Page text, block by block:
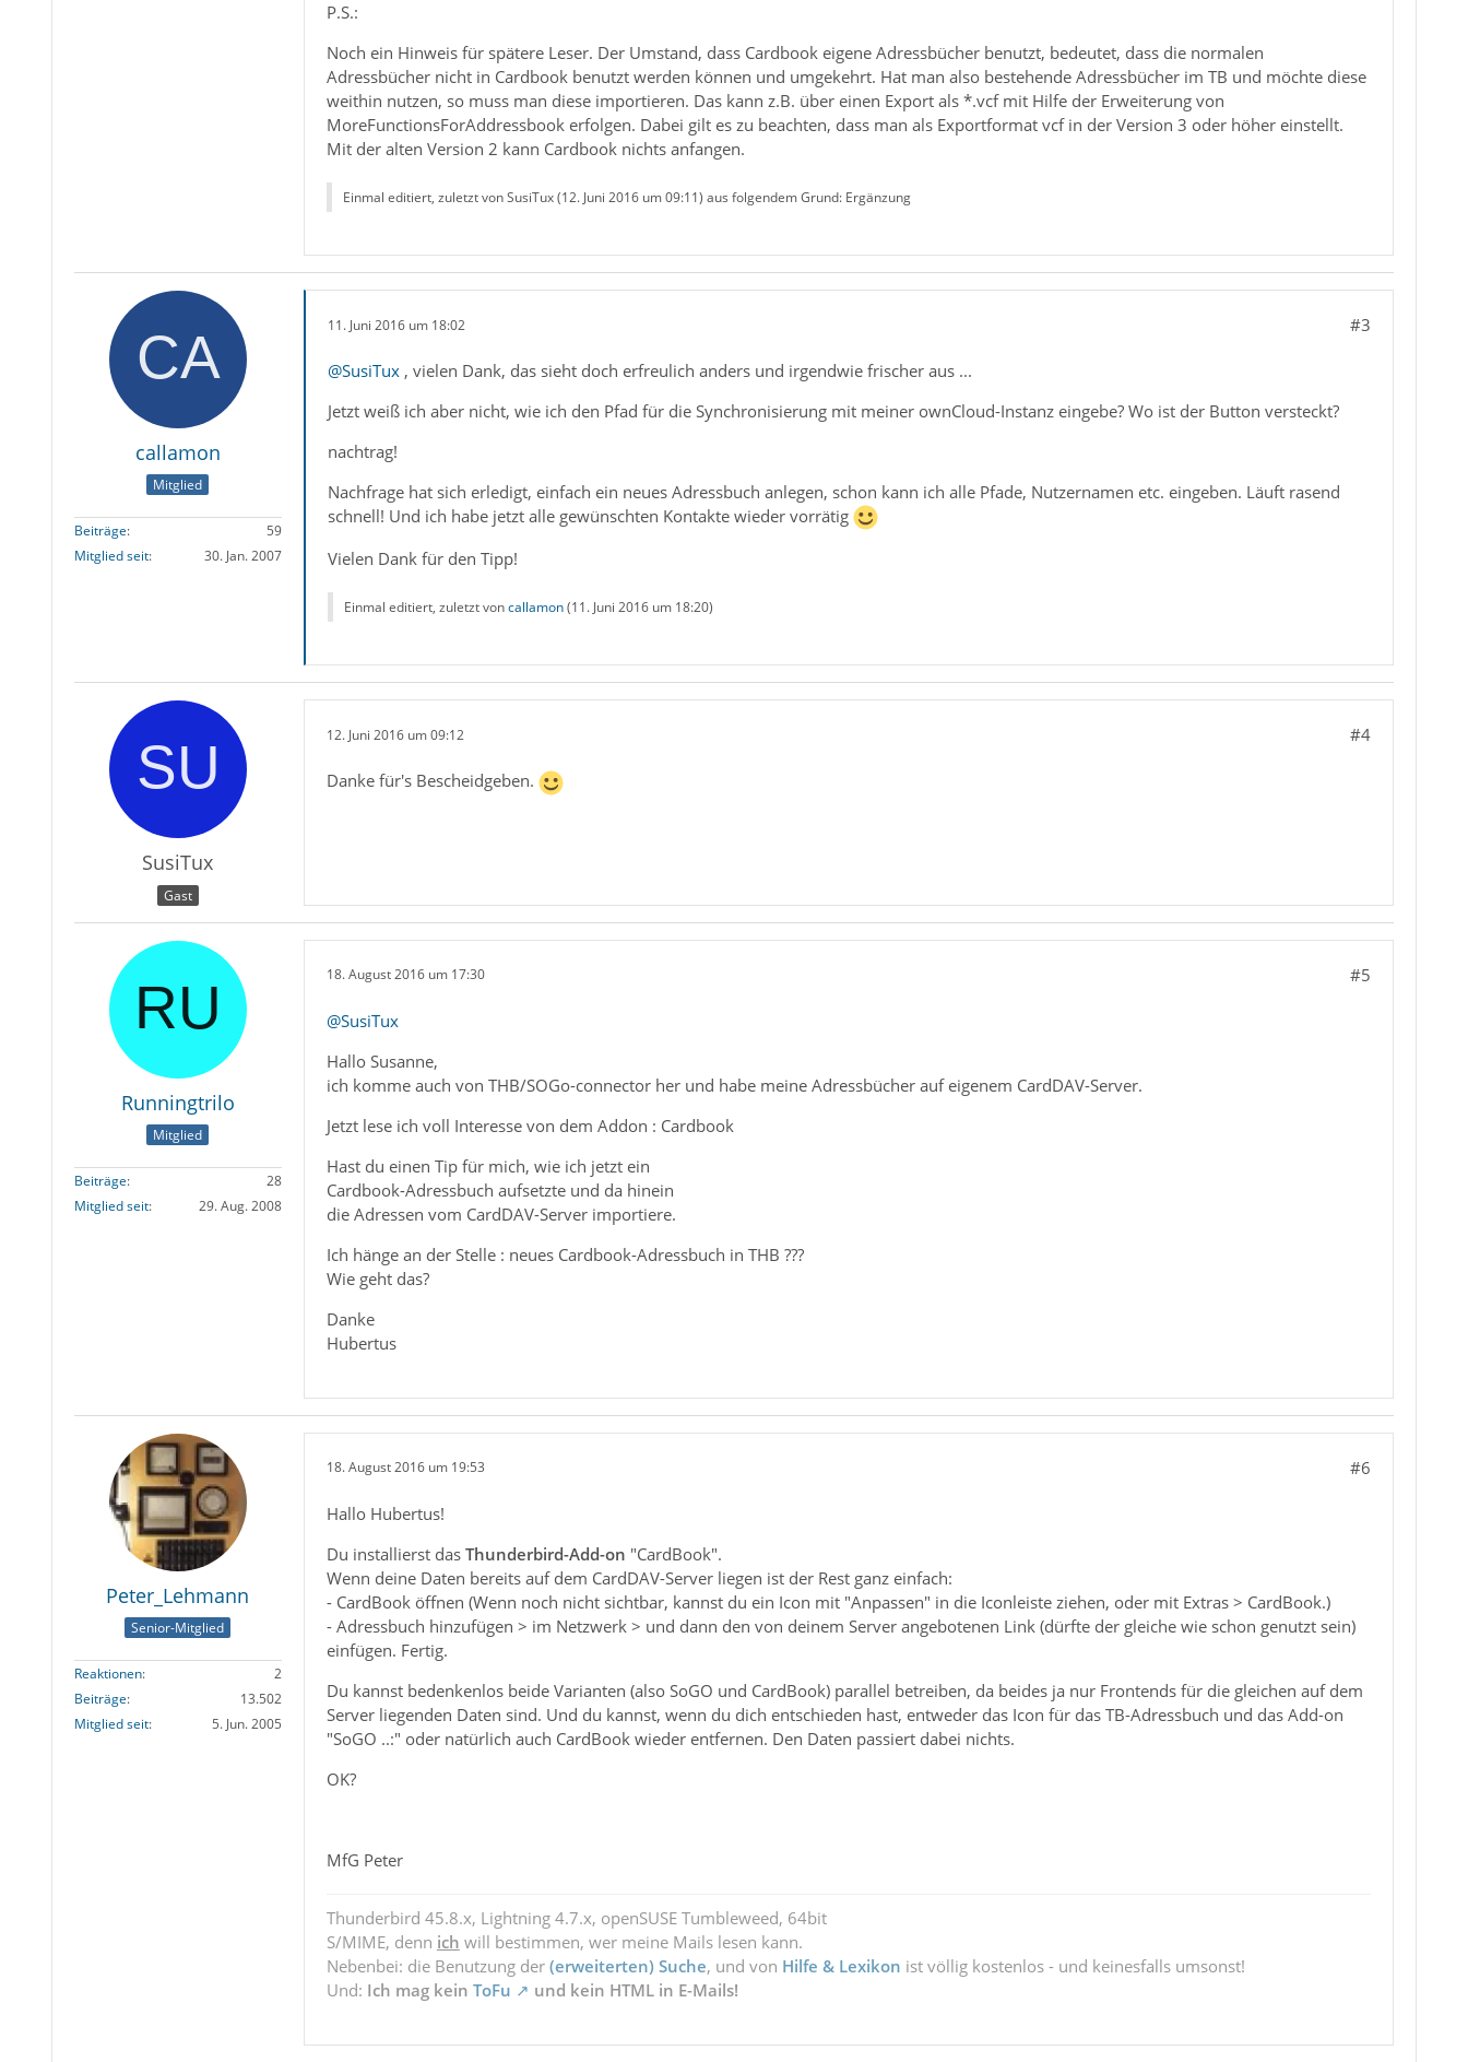
P.S.:
Noch ein Hinweis für spätere Leser. Der Umstand, dass Cardbook eigene Adressbücher benutzt, bedeutet, dass die normalen
Adressbücher nicht in Cardbook benutzt werden können und umgekehrt. Hat man also bestehende Adressbücher im TB und möchte diese
weithin nutzen, so muss man diese importieren. Das kann z.B. über einen Export als *.vcf mit Hilfe der Erweiterung von
MoreFunctionsForAddressbook erfolgen. Dabei gilt es zu beachten, dass man als Exportformat vcf in der Version 3 oder höher einstellt.
Mit der alten Version 2 kann Cardbook nichts anfangen.
Einmal editiert, zuletzt von SusiTux (12. Juni 2016 um 09:11) aus folgendem Grund: Ergänzung
callamon
Mitglied
Beiträge
59
Mitglied seit
30. Jan. 2007
11. Juni 2016 um 18:02 #3
@SusiTux, vielen Dank, das sieht doch erfreulich anders und irgendwie frischer aus ...
Jetzt weiß ich aber nicht, wie ich den Pfad für die Synchronisierung mit meiner ownCloud-Instanz eingebe? Wo ist der Button versteckt?
nachtrag!
Nachfrage hat sich erledigt, einfach ein neues Adressbuch anlegen, schon kann ich alle Pfade, Nutzernamen etc. eingeben. Läuft rasend
schnell! Und ich habe jetzt alle gewünschten Kontakte wieder vorrätig
Vielen Dank für den Tipp!
Einmal editiert, zuletzt voncallamon(11. Juni 2016 um 18:20)
SusiTux
Gast
12. Juni 2016 um 09:12 #4
Danke für's Bescheidgeben.
Runningtrilo
Mitglied
Beiträge
28
Mitglied seit
29. Aug. 2008
18. August 2016 um 17:30 #5
@SusiTux
Hallo Susanne,
ich komme auch von THB/SOGo-connector her und habe meine Adressbücher auf eigenem CardDAV-Server.
Jetzt lese ich voll Interesse von dem Addon : Cardbook
Hast du einen Tip für mich, wie ich jetzt ein
Cardbook-Adressbuch aufsetzte und da hinein
die Adressen vom CardDAV-Server importiere.
Ich hänge an der Stelle : neues Cardbook-Adressbuch in THB ???
Wie geht das?
Danke
Hubertus
Peter_Lehmann
Senior-Mitglied
Reaktionen
2
Beiträge
13.502
Mitglied seit
5. Jun. 2005
18. August 2016 um 19:53 #6
Hallo Hubertus!
Du installierst das Thunderbird-Add-on "CardBook".
Wenn deine Daten bereits auf dem CardDAV-Server liegen ist der Rest ganz einfach:
- CardBook öffnen (Wenn noch nicht sichtbar, kannst du ein Icon mit "Anpassen" in die Iconleiste ziehen, oder mit Extras > CardBook.)
- Adressbuch hinzufügen > im Netzwerk > und dann den von deinem Server angebotenen Link (dürfte der gleiche wie schon genutzt sein)
einfügen. Fertig.
Du kannst bedenkenlos beide Varianten (also SoGO und CardBook) parallel betreiben, da beides ja nur Frontends für die gleichen auf dem
Server liegenden Daten sind. Und du kannst, wenn du dich entschieden hast, entweder das Icon für das TB-Adressbuch und das Add-on
"SoGO ..:" oder natürlich auch CardBook wieder entfernen. Den Daten passiert dabei nichts.
OK?
MfG Peter
Thunderbird 45.8.x, Lightning 4.7.x, openSUSE Tumbleweed, 64bit
S/MIME, denn ich will bestimmen, wer meine Mails lesen kann.
Nebenbei: die Benutzung der (erweiterten) Suche, und von Hilfe & Lexikon ist völlig kostenlos - und keinesfalls umsonst!
Und: Ich mag kein ToFu und kein HTML in E-Mails!